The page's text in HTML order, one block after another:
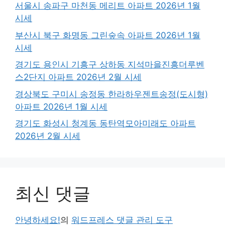
서울시 송파구 마천동 메리트 아파트 2026년 1월
시세
부산시 북구 화명동 그린숲속 아파트 2026년 1월
시세
경기도 용인시 기흥구 상하동 지석마을진흥더루벤
스2단지 아파트 2026년 2월 시세
경상북도 구미시 송정동 한라하우젠트송정(도시형)
아파트 2026년 1월 시세
경기도 화성시 청계동 동탄역모아미래도 아파트
2026년 2월 시세
최신 댓글
안녕하세요!의 워드프레스 댓글 관리 도구